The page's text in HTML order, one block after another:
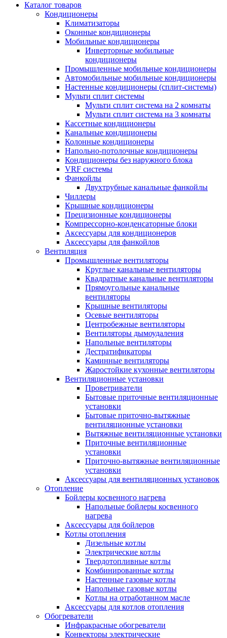
Каталог товаров
Кондиционеры
Климатизаторы
Оконные кондиционеры
Мобильные кондиционеры
Инверторные мобильные
кондиционеры
Промышленные мобильные кондиционеры
Автомобильные мобильные кондиционеры
Настенные кондиционеры (сплит-системы)
Мульти сплит системы
Мульти сплит система на 2 комнаты
Мульти сплит система на 3 комнаты
Кассетные кондиционеры
Канальные кондиционеры
Колонные кондиционеры
Напольно-потолочные кондиционеры
Кондиционеры без наружного блока
VRF системы
Фанкойлы
Двухтрубные канальные фанкойлы
Чиллеры
Крышные кондиционеры
Прецизионные кондиционеры
Компрессорно-конденсаторные блоки
Аксессуары для кондиционеров
Аксессуары для фанкойлов
Вентиляция
Промышленные вентиляторы
Круглые канальные вентиляторы
Квадратные канальные вентиляторы
Прямоугольные канальные
вентиляторы
Крышные вентиляторы
Осевые вентиляторы
Центробежные вентиляторы
Вентиляторы дымоудаления
Напольные вентиляторы
Дестратификаторы
Каминные вентиляторы
Жаростойкие кухонные вентиляторы
Вентиляционные установки
Проветриватели
Бытовые приточные вентиляционные
установки
Бытовые приточно-вытяжные
вентиляционные установки
Вытяжные вентиляционные установки
Приточные вентиляционные
установки
Приточно-вытяжные вентиляционные
установки
Аксессуары для вентиляционных установок
Отопление
Бойлеры косвенного нагрева
Напольные бойлеры косвенного
нагрева
Аксессуары для бойлеров
Котлы отопления
Дизельные котлы
Электрические котлы
Твердотопливные котлы
Комбинированные котлы
Настенные газовые котлы
Напольные газовые котлы
Котлы на отработанном масле
Аксессуары для котлов отопления
Обогреватели
Инфракрасные обогреватели
Конвекторы электрические